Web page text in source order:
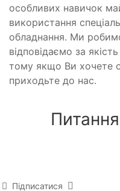
особливих навичок
використання
обладнання. Ми
відповідаємо за
тому якщо Ви хочете
приходьте до нас.
Питання
Підписатися